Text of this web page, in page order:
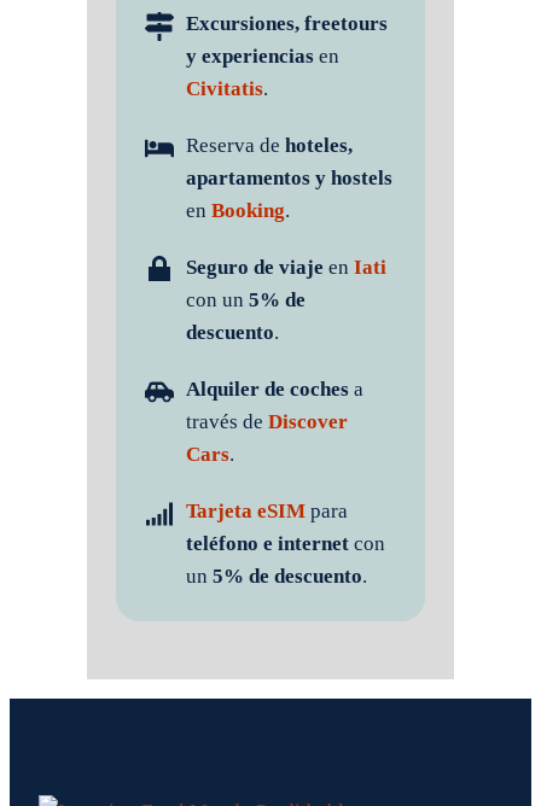
Excursiones, freetours
y experiencias en
Civitatis.
Reserva de hoteles,
apartamentos y hostels
en Booking.
Seguro de viaje en Iati
con un 5% de
descuento.
Alquiler de coches a
través de Discover
Cars.
Tarjeta eSIM para
teléfono e internet con
un 5% de descuento.